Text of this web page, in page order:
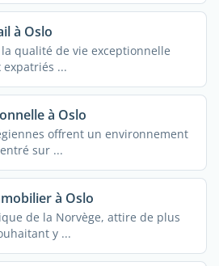
à Oslo
qualité de vie exceptionnelle
...
à Oslo
offrent un environnement
sur ...
à Oslo
de la Norvège, attire de plus
y ...